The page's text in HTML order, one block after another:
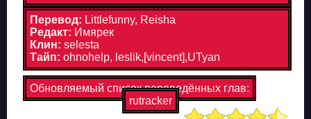
Перевод: Littlefunny, Reisha
Редакт: Имярек
Клин: selesta
Тайп: ohnohelp, leslik,[vincent],UTyan
Обновляемый список переведённых глав:
rutracker